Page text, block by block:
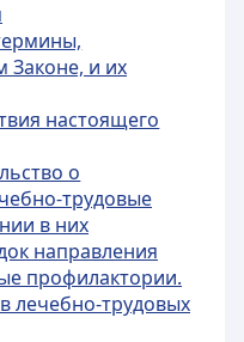
и их
настоящего
о
трудовые
в них
направления
профилактории.
лечебно-трудовых